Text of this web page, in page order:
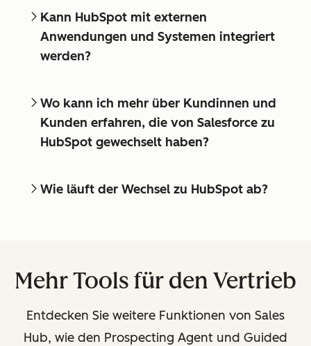
Kann HubSpot mit externen
Anwendungen und Systemen integriert
werden?
Wo kann ich mehr über Kundinnen und
Kunden erfahren, die von Salesforce zu
HubSpot gewechselt haben?
Wie läuft der Wechsel zu HubSpot ab?
Mehr Tools für den Vertrieb
Entdecken Sie weitere Funktionen von Sales
Hub, wie den Prospecting Agent und Guided